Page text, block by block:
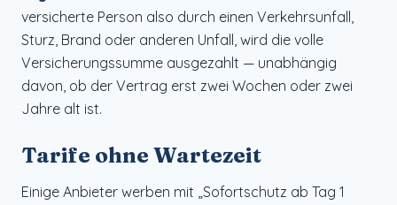
versicherte Person also durch einen Verkehrsunfall,
Sturz, Brand oder anderen Unfall, wird die volle
Versicherungssumme ausgezahlt — unabhängig
davon, ob der Vertrag erst zwei Wochen oder zwei
Jahre alt ist.
Tarife ohne Wartezeit
Einige Anbieter werben mit „Sofortschutz ab Tag 1